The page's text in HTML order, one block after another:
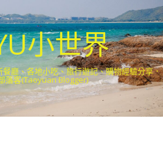
小世界
廳、各地小吃、旅行遊記、購物經驗分享．
落客(Taoyuan Blogger)